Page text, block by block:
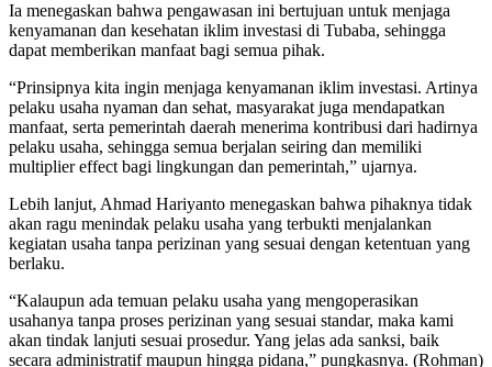
Ia menegaskan bahwa pengawasan ini bertujuan untuk menjaga
kenyamanan dan kesehatan iklim investasi di Tubaba, sehingga
dapat memberikan manfaat bagi semua pihak.
“Prinsipnya kita ingin menjaga kenyamanan iklim investasi. Artinya
pelaku usaha nyaman dan sehat, masyarakat juga mendapatkan
manfaat, serta pemerintah daerah menerima kontribusi dari hadirnya
pelaku usaha, sehingga semua berjalan seiring dan memiliki
multiplier effect bagi lingkungan dan pemerintah,” ujarnya.
Lebih lanjut, Ahmad Hariyanto menegaskan bahwa pihaknya tidak
akan ragu menindak pelaku usaha yang terbukti menjalankan
kegiatan usaha tanpa perizinan yang sesuai dengan ketentuan yang
berlaku.
“Kalaupun ada temuan pelaku usaha yang mengoperasikan
usahanya tanpa proses perizinan yang sesuai standar, maka kami
akan tindak lanjuti sesuai prosedur. Yang jelas ada sanksi, baik
secara administratif maupun hingga pidana,” pungkasnya. (Rohman)